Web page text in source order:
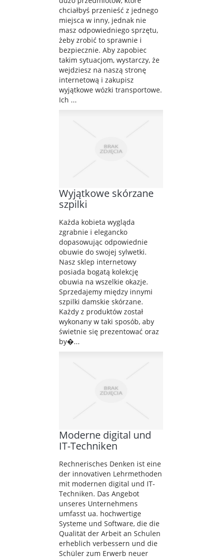
chciałbyś przenieść z jednego
miejsca w inny, jednak nie
masz odpowiedniego sprzętu,
żeby zrobić to sprawnie i
bezpiecznie. Aby zapobiec
takim sytuacjom, wystarczy, że
wejdziesz na naszą stronę
internetową i zakupisz
wyjątkowe wózki transportowe.
Ich ...
Wyjątkowe skórzane
szpilki
Każda kobieta wygląda
zgrabnie i elegancko
dopasowując odpowiednie
obuwie do swojej sylwetki.
Nasz sklep internetowy
posiada bogatą kolekcję
obuwia na wszelkie okazje.
Sprzedajemy między innymi
szpilki damskie skórzane.
Każdy z produktów został
wykonany w taki sposób, aby
świetnie się prezentować oraz
by�...
Moderne digital und
IT-Techniken
Rechnerisches Denken ist eine
der innovativen Lehrmethoden
mit modernen digital und IT-
Techniken. Das Angebot
unseres Unternehmens
umfasst ua. hochwertige
Systeme und Software, die die
Qualität der Arbeit an Schulen
erheblich verbessern und die
Schüler zum Erwerb neuer